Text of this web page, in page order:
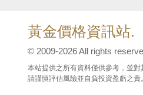
黃金價格資訊站.
© 2009-2026 All rights
本站提供之所有資料僅供參考，並對
請謹慎評估風險並自負投資盈虧之責。